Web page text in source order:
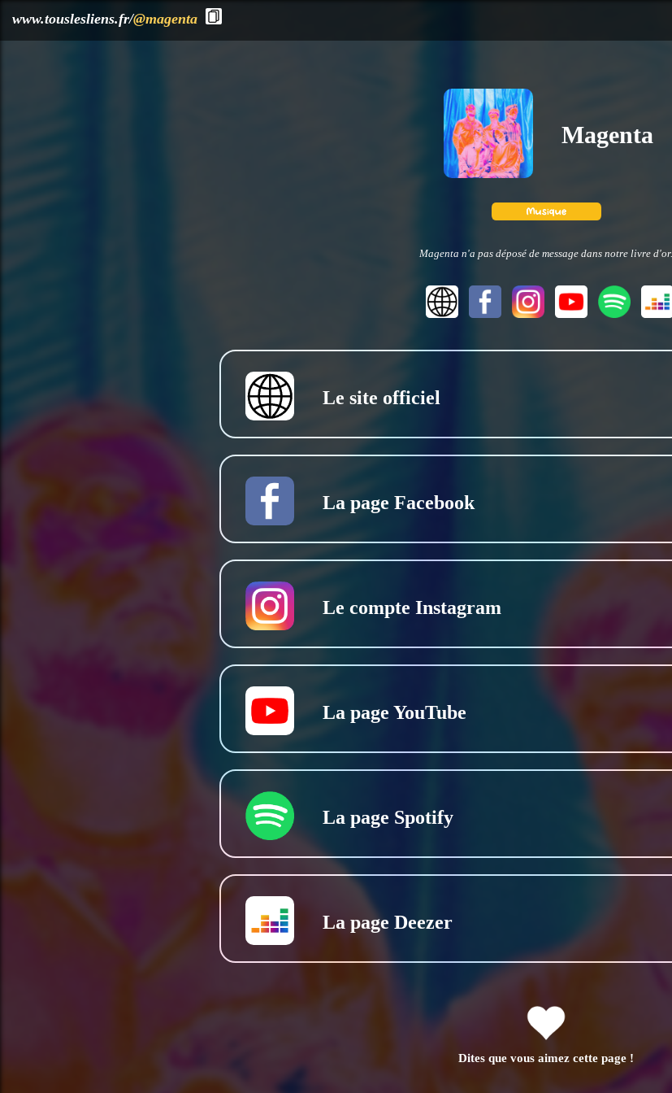
www.touslesliens.fr/@magenta
Magenta
Magenta n'a pas déposé de message dans notre livre d'or.
Le site officiel
La page Facebook
Le compte Instagram
La page YouTube
La page Spotify
La page Deezer
Dites que vous aimez cette page !